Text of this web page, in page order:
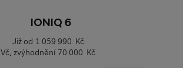
IONIQ 6
Již od 1 059 990 Kč
Vč. zvýhodnění 70 000 Kč